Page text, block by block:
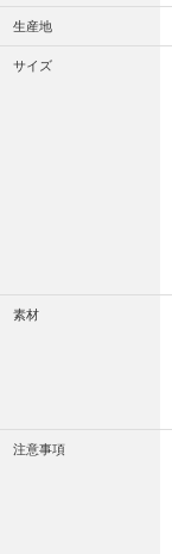
生産地
サイズ
素材
注意事項